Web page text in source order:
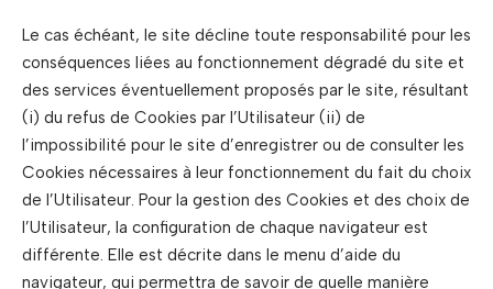
Le cas échéant, le site décline toute responsabilité pour les
conséquences liées au fonctionnement dégradé du site et
des services éventuellement proposés par le site, résultant
(i) du refus de Cookies par l’Utilisateur (ii) de
l’impossibilité pour le site d’enregistrer ou de consulter les
Cookies nécessaires à leur fonctionnement du fait du choix
de l’Utilisateur. Pour la gestion des Cookies et des choix de
l’Utilisateur, la configuration de chaque navigateur est
différente. Elle est décrite dans le menu d’aide du
navigateur, qui permettra de savoir de quelle manière